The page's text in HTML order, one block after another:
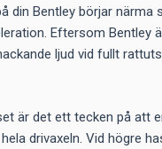
din Bentley börjar
Eftersom
ljud vid fullt
är det ett tecken på att
drivaxeln. Vid högre